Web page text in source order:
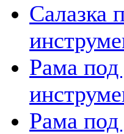
Салазка
Рама
Рама